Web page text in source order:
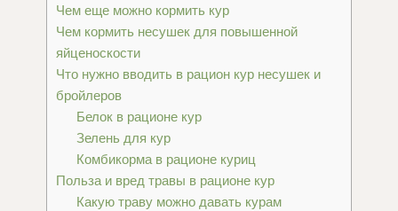
Чем еще можно кормить кур
Чем кормить несушек для повышенной
яйценоскости
Что нужно вводить в рацион кур несушек и
бройлеров
Белок в рационе кур
Зелень для кур
Комбикорма в рационе куриц
Польза и вред травы в рационе кур
Какую траву можно давать курам